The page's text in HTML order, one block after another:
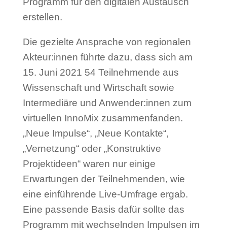
erstellen.
Die gezielte Ansprache von regionalen
Akteur:innen führte dazu, dass sich am
15. Juni 2021 54 Teilnehmende aus
Wissenschaft und Wirtschaft sowie
Intermediäre und Anwender:innen zum
virtuellen InnoMix zusammenfanden.
„Neue Impulse“, „Neue Kontakte“,
„Vernetzung“ oder „Konstruktive
Projektideen“ waren nur einige
Erwartungen der Teilnehmenden, wie
eine einführende Live-Umfrage ergab.
Eine passende Basis dafür sollte das
Programm mit wechselnden Impulsen im